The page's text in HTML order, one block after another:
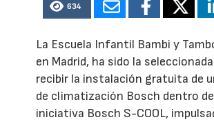
634
La Escuela Infantil Bambi y
en Madrid, ha sido la
recibir la instalación gratuita de
de climatización Bosch dentro
iniciativa Bosch S-COOL,